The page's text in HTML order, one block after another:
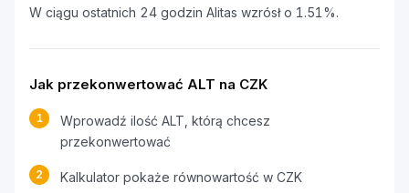
W ciągu ostatnich 24 godzin Alitas wzrósł o 1.51%.
Jak przekonwertować ALT na CZK
1
Wprowadź ilość ALT, którą chcesz
przekonwertować
2 Kalkulator pokaże równowartość w CZK